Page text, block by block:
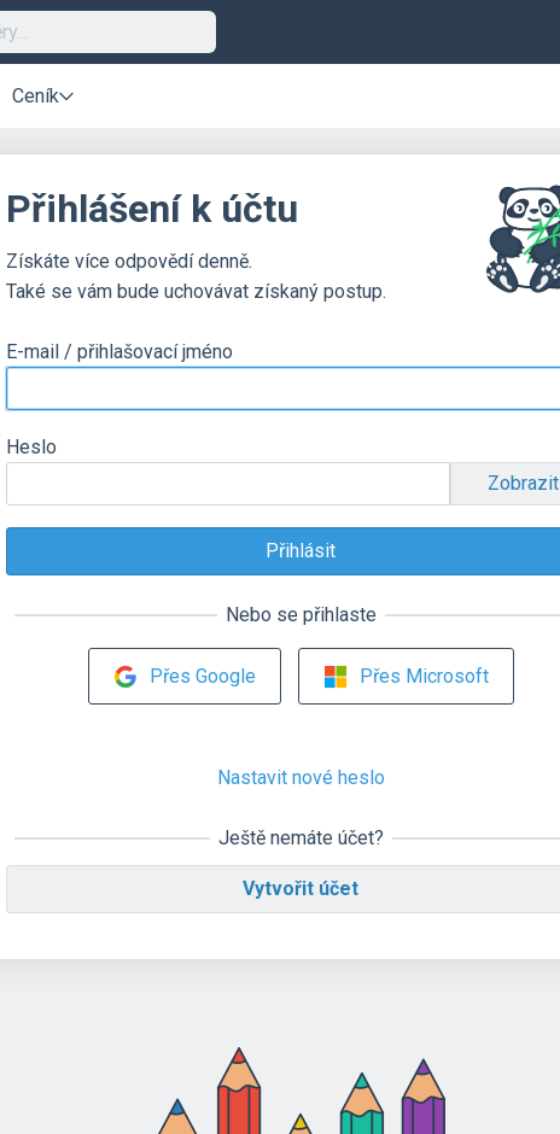
Ceník
Přihlášení k účtu
Získáte více odpovědí denně.
Také se vám bude uchovávat získaný postup.
E-mail / přihlašovací jméno
Heslo
Zobrazit
Nebo se přihlaste
Přes Google Přes Microsoft
Nastavit nové heslo
Ještě nemáte účet?
Vytvořit účet